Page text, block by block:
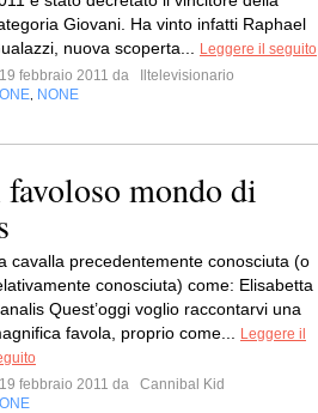
Giovani. Ha vinto infatti Raphael
nuova scoperta...
Leggere il seguito
19 febbraio 2011 da
Iltelevisionario
NONE
mondo di
cavalla precedentemente conosciuta (o
conosciuta) come: Elisabetta
Quest’oggi voglio raccontarvi una
favola, proprio come...
Leggere il
19 febbraio 2011 da
Cannibal Kid